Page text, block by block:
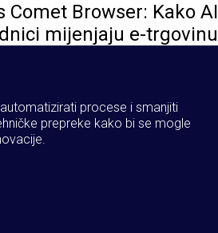
Comet Browser: Kako AI
mijenjaju e-trgovinu
procese i smanjiti
prepreke kako bi se mogle